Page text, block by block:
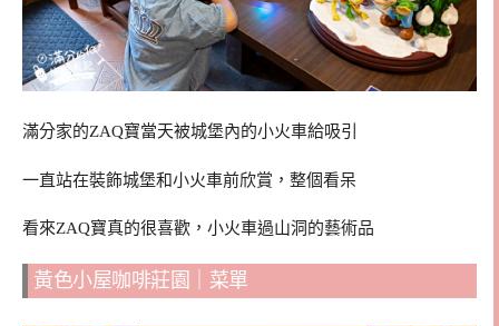
滿分家的ZAQ寶當天被城堡內的小火車給吸引
一直站在裝飾城堡和小火車前欣賞，整個看呆
看來ZAQ寶真的很喜歡，小火車過山洞的藝術品
黃色小屋咖啡莊園｜菜單